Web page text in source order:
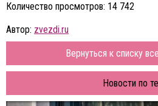
Количество просмотров: 14 742
Автор: zvezdi.ru
Вернуться к списку
Новости по